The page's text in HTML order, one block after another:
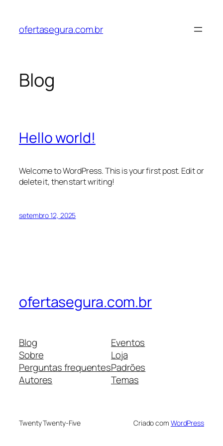
ofertasegura.com.br
Blog
Hello world!
Welcome to WordPress. This is your first post. Edit or
delete it, then start writing!
setembro 12, 2025
ofertasegura.com.br
Blog
Sobre
Perguntas frequentes
Autores
Eventos
Loja
Padrões
Temas
Twenty Twenty-Five Criado com WordPress